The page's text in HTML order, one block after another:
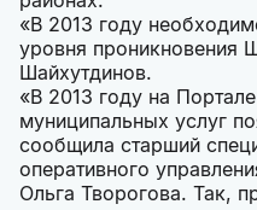
«В 2013 году
уровня
Шайхутдинов.
«В 2013 году на
муниципальных услуг
сообщила старший
оперативного
Ольга Творогова. Так,